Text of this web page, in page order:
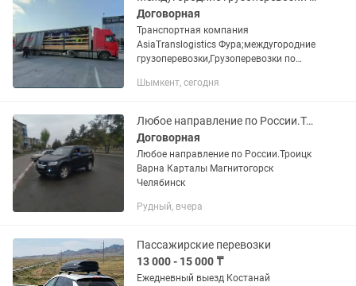
Договорная
Транспортная компания
AsiaTranslogistics Фура;междугородние
грузоперевозки,Грузоперевозки по
Шымкент, сегодня
Любое направление по России.Троицк,Варна Карталы Магнитогорск,Уфа,Тюмень Ку
Договорная
Любое направление по России.Троицк
Варна Карталы Магнитогорск
Челябинск
Рудный, вчера
Пассажирские перевозки
13 000 - 15 000 ₸
Ежедневный выезд Костанай